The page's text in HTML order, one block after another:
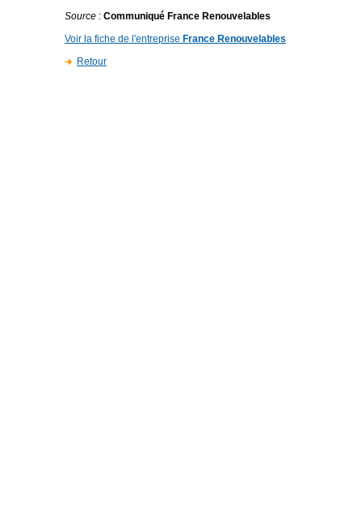
Source : Communiqué France Renouvelables
Voir la fiche de l'entreprise France Renouvelables
Retour